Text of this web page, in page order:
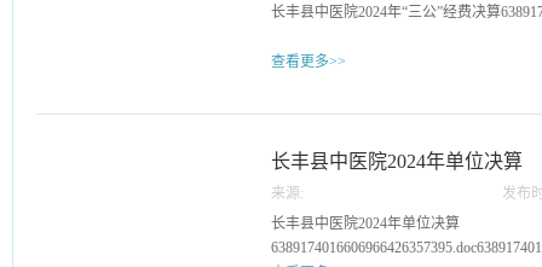
院与省中医院开展合作
介绍，通过门诊坐诊、
务便利化”的深度融合
在基层、大病不出县
现实。现在，长丰县的
了“群众有‘医’靠”。初
22
长丰县中医院2024年“三公”经费决算
查看更多>>
长丰县中医院2024年单位决算
来源:
发布
长丰县中医院2024年单位决算